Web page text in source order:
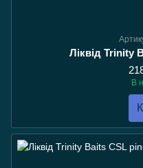
Ліквід Trinity
В